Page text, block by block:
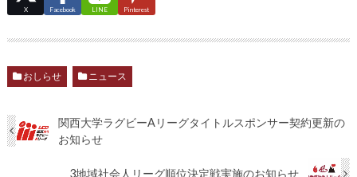
X Facebook LINE Pinterest
おしらせ ニュース
関西大学ラグビーAリーグタイトルスポンサー契約更新の
お知らせ
3地域社会人リーグ順位決定戦実施のお知らせ